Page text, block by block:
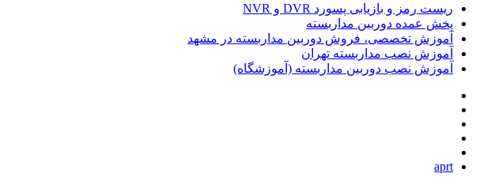
ریست رمز و بازیابی پسورد DVR و NVR
پخش عمده دوربین مداربسته
آموزش تخصصی، فروش دوربین مداربسته در مشهد
آموزش نصب مداربسته تهران
آموزش نصب دوربین مداربسته (آموزشگاه)
aprt